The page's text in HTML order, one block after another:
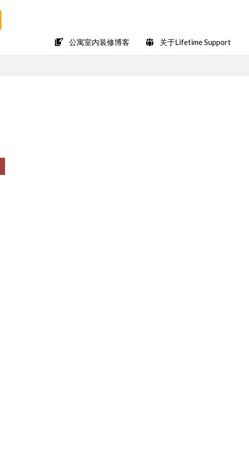
公寓室内装修博客 关于Lifetime Support